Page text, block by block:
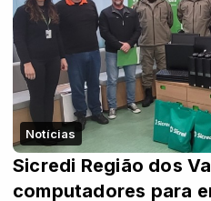
Notícias
Sicredi Região dos
computadores para